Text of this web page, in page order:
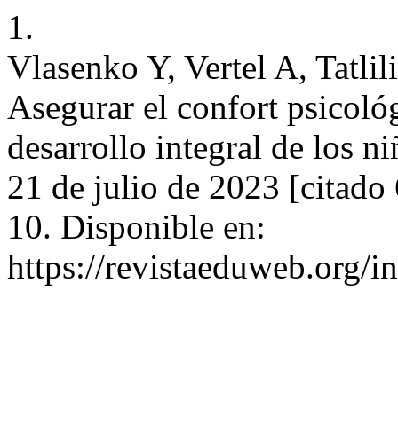
1.
Vlasenko Y, Vertel A,
Asegurar el confort
desarrollo integral de los
21 de julio de 2023
10. Disponible en:
https://revistaeduweb.org/